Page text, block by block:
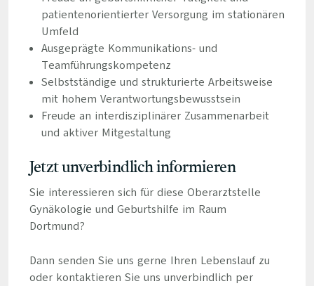
patientenorientierter Versorgung im stationären
Umfeld
Ausgeprägte Kommunikations- und
Teamführungskompetenz
Selbstständige und strukturierte Arbeitsweise
mit hohem Verantwortungsbewusstsein
Freude an interdisziplinärer Zusammenarbeit
und aktiver Mitgestaltung
Jetzt unverbindlich informieren
Sie interessieren sich für diese Oberarztstelle
Gynäkologie und Geburtshilfe im Raum
Dortmund?
Dann senden Sie uns gerne Ihren Lebenslauf zu
oder kontaktieren Sie uns unverbindlich per